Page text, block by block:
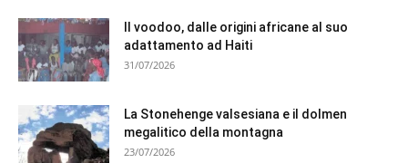
Il voodoo, dalle origini africane al suo
adattamento ad Haiti
31/07/2026
La Stonehenge valsesiana e il dolmen
megalitico della montagna
23/07/2026